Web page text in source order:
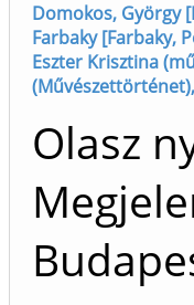
Domokos, György
Farbaky [Farbaky,
Eszter Krisztina
Olasz